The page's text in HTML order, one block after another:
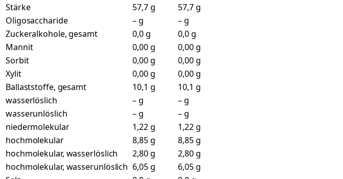
Stärke
57,7 g
57,7 g
Oligosaccharide
– g
– g
Zuckeralkohole, gesamt
0,0 g
0,0 g
Mannit
0,00 g
0,00 g
Sorbit
0,00 g
0,00 g
Xylit
0,00 g
0,00 g
Ballaststoffe, gesamt
10,1 g
10,1 g
wasserlöslich
– g
– g
wasserunlöslich
– g
– g
niedermolekular
1,22 g
1,22 g
hochmolekular
8,85 g
8,85 g
hochmolekular, wasserlöslich
2,80 g
2,80 g
hochmolekular, wasserunlöslich 6,05 g
6,05 g